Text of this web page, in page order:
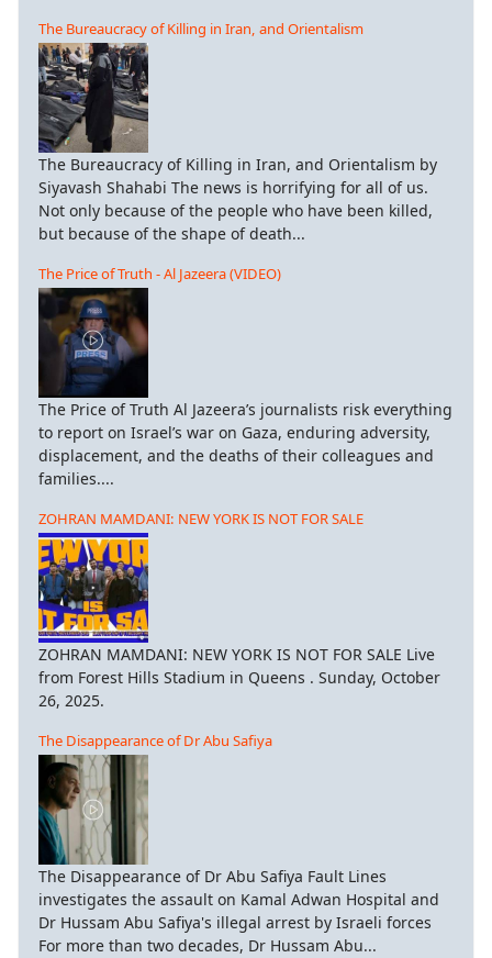
The Bureaucracy of Killing in Iran, and Orientalism
The Bureaucracy of Killing in Iran, and Orientalism by
Siyavash Shahabi The news is horrifying for all of us.
Not only because of the people who have been killed,
but because of the shape of death...
The Price of Truth - Al Jazeera (VIDEO)
The Price of Truth Al Jazeera’s journalists risk everything
to report on Israel’s war on Gaza, enduring adversity,
displacement, and the deaths of their colleagues and
families....
ZOHRAN MAMDANI: NEW YORK IS NOT FOR SALE
ZOHRAN MAMDANI: NEW YORK IS NOT FOR SALE Live
from Forest Hills Stadium in Queens . Sunday, October
26, 2025.
The Disappearance of Dr Abu Safiya
The Disappearance of Dr Abu Safiya Fault Lines
investigates the assault on Kamal Adwan Hospital and
Dr Hussam Abu Safiya's illegal arrest by Israeli forces
For more than two decades, Dr Hussam Abu...